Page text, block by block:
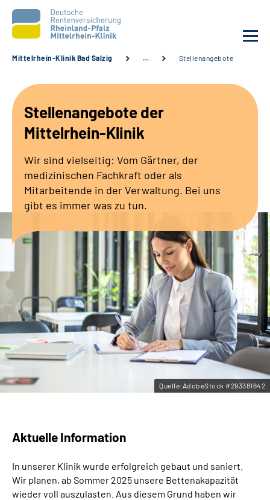
Unsere Angebote
Karriere
Zuweisende &
Leichte Sprache
Gebärdensprache
Mittelrhein-Klinik Bad Salzig … Stellenangebote
Stellenangebote der
Mittelrhein-Klinik
Wir sind vielseitig: Vom Gärtner, der
medizinischen Fachkraft oder als
Mitarbeitende in der Verwaltung. Bei uns
gibt es immer was zu tun.
Quelle:AdobeStock #293381642
Aktuelle Information
In unserer Klinik wurde erfolgreich gebaut und saniert.
Wir planen, ab Sommer 2025 unsere Bettenakapazität
wieder voll auszulasten. Aus diesem Grund haben wir